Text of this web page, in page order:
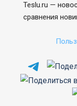
Teslu.ru —
сравнения